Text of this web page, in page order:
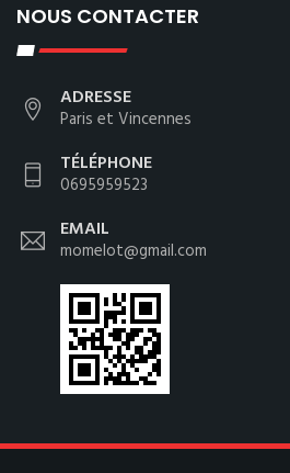
NOUS CONTACTER
ADRESSE
Paris et Vincennes
TÉLÉPHONE
0695959523
EMAIL
momelot@gmail.com